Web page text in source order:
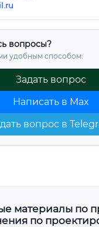
вопросы?
удобным способом:
Задать вопрос
Написать в Max
вопрос в
материалы по
по